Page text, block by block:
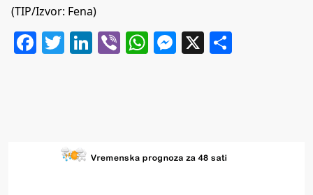
(TIP/Izvor: Fena)
Facebook
Twitter
LinkedIn
ViberWhatsApp
Messenger
X